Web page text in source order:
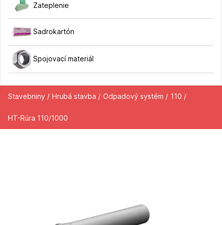
Zateplenie
Sadrokartón
Spojovací materiál
Stavebniny / Hrubá stavba / Odpadový systém / 110 /
HT-Rúra 110/1000